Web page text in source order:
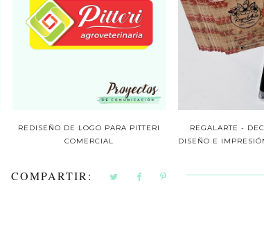
REDISEÑO DE LOGO PARA PITTERI
COMERCIAL
REGALARTE -
DISEÑO E
COMPARTIR: